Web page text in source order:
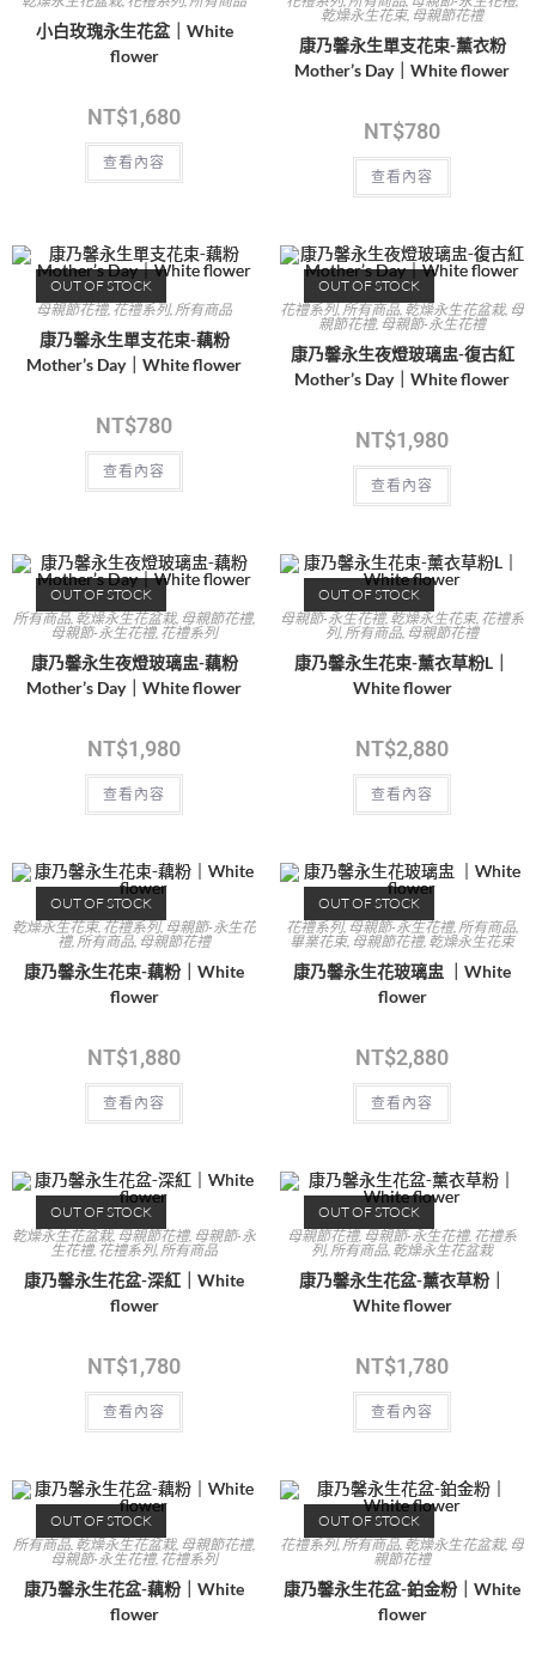
小白玫瑰永生花盆｜White
flower
NT$1,680
查看內容
乾燥永生花束, 母親節花禮
康乃馨永生單支花束-薰衣粉
Mother’s Day｜White flower
NT$780
查看內容
OUT OF STOCK
母親節花禮, 花禮系列,所有商品
康乃馨永生單支花束-藕粉
Mother’s Day｜White flower
NT$780
查看內容
OUT OF STOCK
花禮系列,所有商品, 乾燥永生花盆栽, 母
親節花禮, 母親節-永生花禮
康乃馨永生夜燈玻璃盅-復古紅
Mother’s Day｜White flower
NT$1,980
查看內容
OUT OF STOCK
所有商品, 乾燥永生花盆栽, 母親節花禮,
母親節-永生花禮, 花禮系列
康乃馨永生夜燈玻璃盅-藕粉
Mother’s Day｜White flower
NT$1,980
查看內容
OUT OF STOCK
母親節-永生花禮, 乾燥永生花束, 花禮系
列,所有商品, 母親節花禮
康乃馨永生花束-薰衣草粉L｜
White flower
NT$2,880
查看內容
OUT OF STOCK
乾燥永生花束, 花禮系列, 母親節-永生花
禮,所有商品, 母親節花禮
康乃馨永生花束-藕粉｜White
flower
NT$1,880
查看內容
OUT OF STOCK
花禮系列, 母親節-永生花禮,所有商品,
畢業花束, 母親節花禮, 乾燥永生花束
康乃馨永生花玻璃盅 ｜White
flower
NT$2,880
查看內容
OUT OF STOCK
乾燥永生花盆栽, 母親節花禮, 母親節-永
生花禮, 花禮系列,所有商品
康乃馨永生花盆-深紅｜White
flower
NT$1,780
查看內容
OUT OF STOCK
母親節花禮, 母親節-永生花禮, 花禮系
列,所有商品, 乾燥永生花盆栽
康乃馨永生花盆-薰衣草粉｜
White flower
NT$1,780
查看內容
OUT OF STOCK
所有商品, 乾燥永生花盆栽, 母親節花禮,
母親節-永生花禮, 花禮系列
康乃馨永生花盆-藕粉｜White
flower
OUT OF STOCK
花禮系列,所有商品, 乾燥永生花盆栽, 母
親節花禮
康乃馨永生花盆-鉑金粉｜White
flower